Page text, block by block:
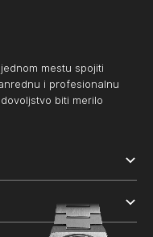
mestu spojiti
i profesionalnu
biti merilo